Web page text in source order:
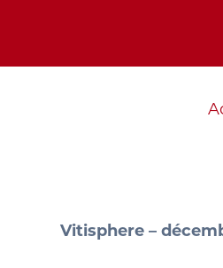
Vitisphere –